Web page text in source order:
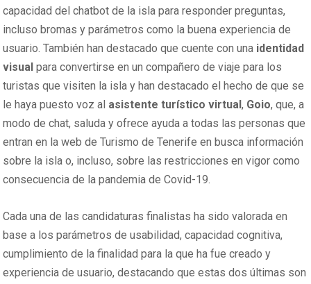
capacidad del chatbot de la isla para responder preguntas,
incluso bromas y parámetros como la buena experiencia de
usuario. También han destacado que cuente con una identidad
visual para convertirse en un compañero de viaje para los
turistas que visiten la isla y han destacado el hecho de que se
le haya puesto voz al asistente turístico virtual, Goio, que, a
modo de chat, saluda y ofrece ayuda a todas las personas que
entran en la web de Turismo de Tenerife en busca información
sobre la isla o, incluso, sobre las restricciones en vigor como
consecuencia de la pandemia de Covid-19.
Cada una de las candidaturas finalistas ha sido valorada en
base a los parámetros de usabilidad, capacidad cognitiva,
cumplimiento de la finalidad para la que ha fue creado y
experiencia de usuario, destacando que estas dos últimas son